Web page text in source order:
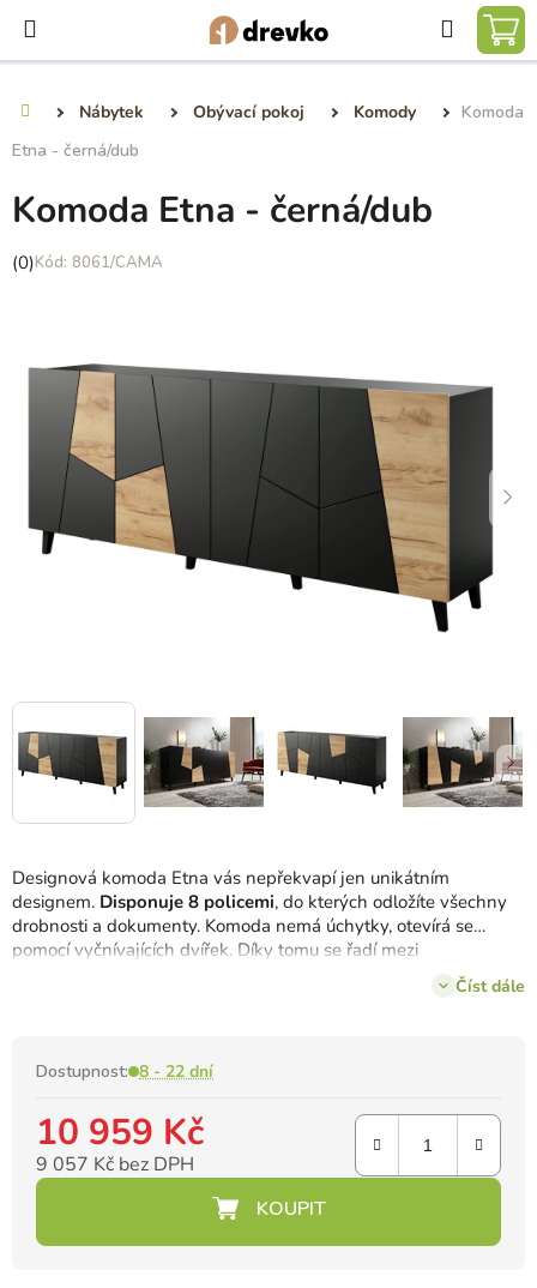
obsah
Hledat
Nábytek Obývací pokoj Komody
Komoda
Etna - černá/dub
Designová komoda Etna vás nepřekvapí jen unikátním
designem. Disponuje 8 policemi, do kterých odložíte všechny
drobnosti a dokumenty. Komoda nemá úchytky, otevírá se
pomocí vyčnívajících dvířek. Díky tomu se řadí mezi
Dvířka jsou v barevnéČíst dále
Dostupnost: 8 - 22 dní
10 959 Kč
9 057 Kč bez DPH
Komoda Etna - černá/dub
Průměrné
hvězdiček.
(0) 8061/CAMA